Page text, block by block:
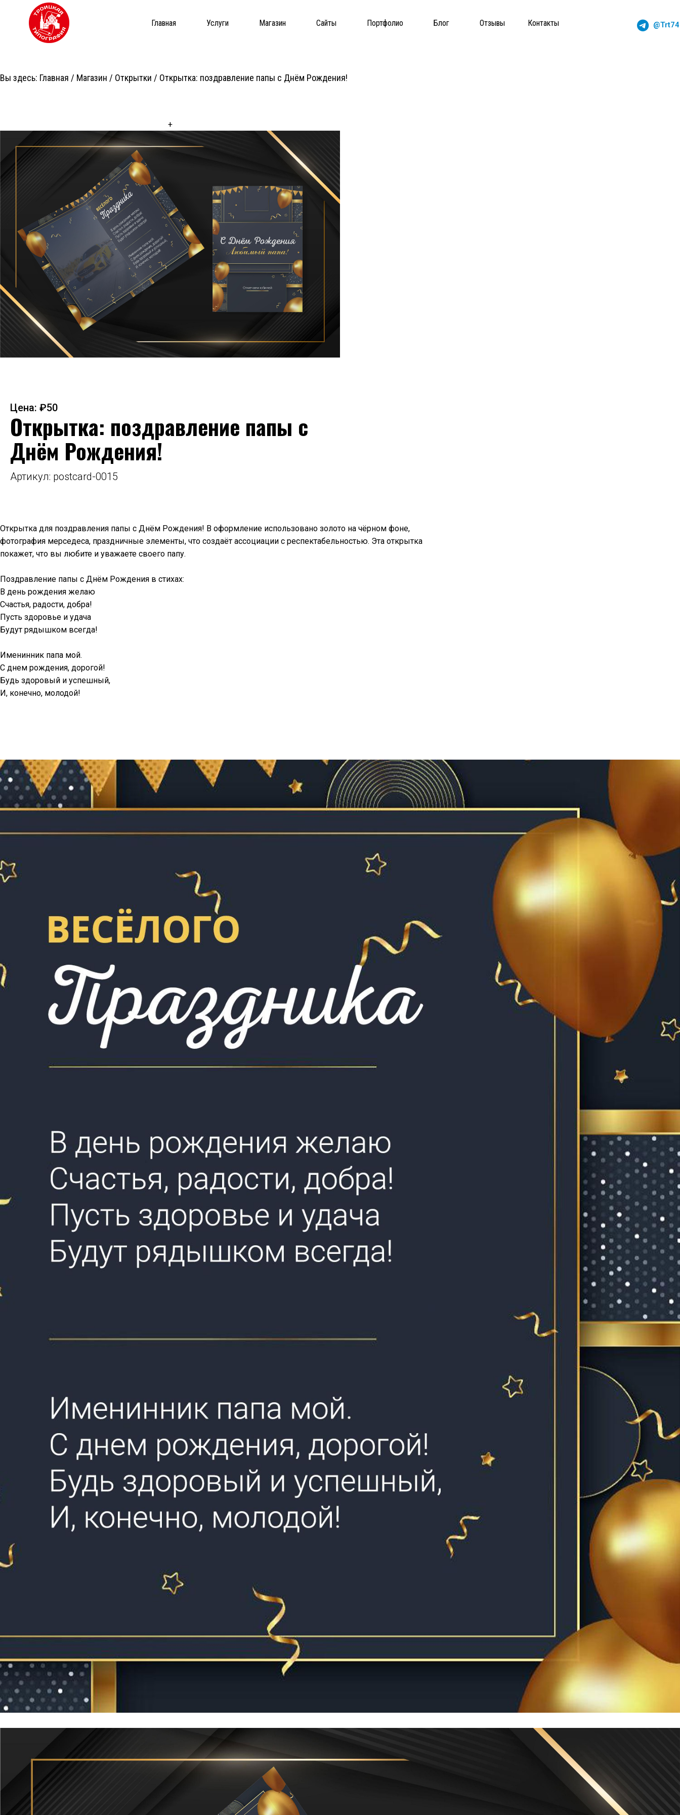
Главная Услуги Магазин Сайты Портфолио Блог Отзывы Контакты @trt74
Вы здесь: Главная / Магазин / Открытки / Открытка: поздравление папы с Днём Рождения!
+
Цена: ₽50
Открытка: поздравление папы с
Днём Рождения!
Артикул: postcard-0015
Открытка для поздравления папы с Днём Рождения! В оформление использовано золото на чёрном фоне,
фотография мерседеса, праздничные элементы, что создаёт ассоциации с респектабельностью. Эта открытка
покажет, что вы любите и уважаете своего папу.
Поздравление папы с Днём Рождения в стихах:
В день рождения желаю
Счастья, радости, добра!
Пусть здоровье и удача
Будут рядышком всегда!
Именинник папа мой.
С днем рождения, дорогой!
Будь здоровый и успешный,
И, конечно, молодой!